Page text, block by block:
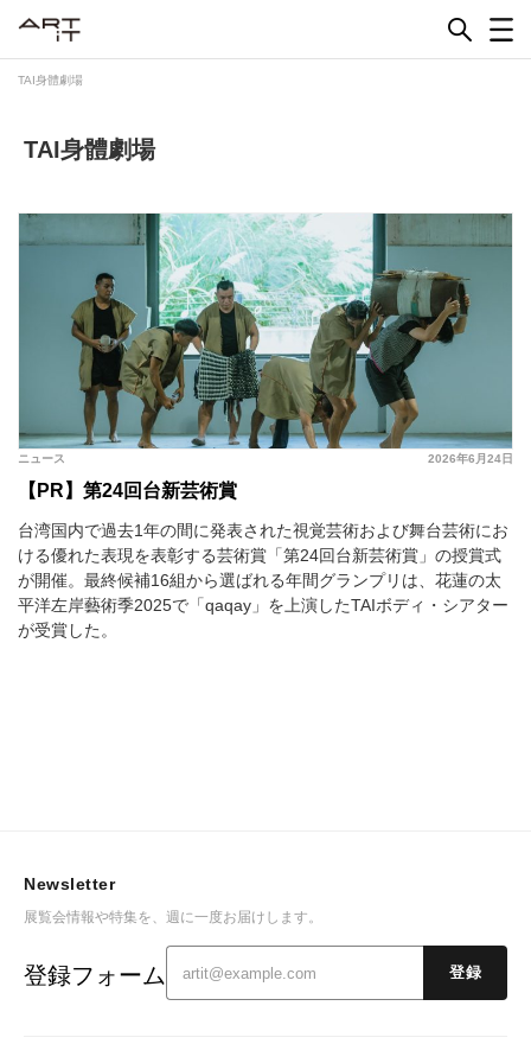
TAI身體劇場
TAI身體劇場
2026年6月24日
ニュース
【PR】第24回台新芸術賞
台湾国内で過去1年の間に発表された視覚芸術および舞台芸術にお
ける優れた表現を表彰する芸術賞「第24回台新芸術賞」の授賞式
が開催。最終候補16組から選ばれる年間グランプリは、花蓮の太
平洋左岸藝術季2025で「qaqay」を上演したTAIボディ・シアター
が受賞した。
Newsletter
展覧会情報や特集を、週に一度お届けします。
登録フォーム 登録